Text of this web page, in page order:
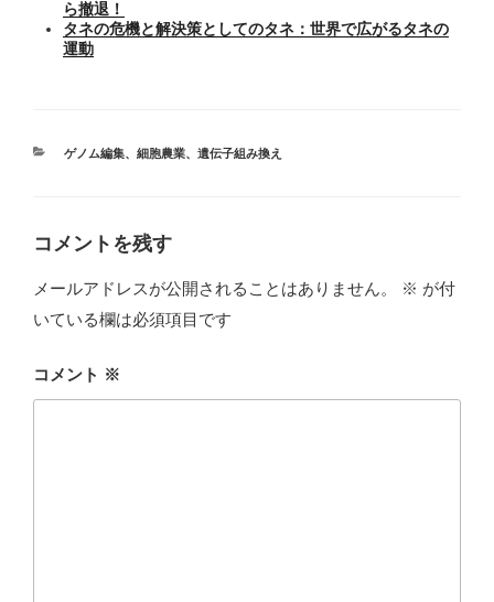
ら撤退！
タネの危機と解決策としてのタネ：世界で広がるタネの
運動
カ
ゲノム編集、 細胞農業、 遺伝子組み換え
コメントを残す
メールアドレスが公開されることはありません。 ※ が付
いている欄は必須項目です
コメント ※